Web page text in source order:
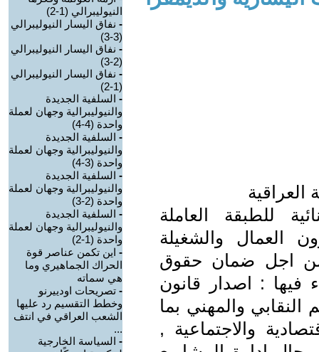
العراقية
للطبقة العاملة
والشغيلة
اجل ضمان حقوق
فيها : اصدار قانون
والمهني بما
والاجتماعية ,
النيوليبرالي (1-2)
- نفاق اليسار النيوليبرالي
(3-3)
- نفاق اليسار النيوليبرالي
(2-3)
- نفاق اليسار النيوليبرالي
(1-2)
- السلفية الجديدة
والنيوليبرالية وجهان لعملة
واحدة (4-4)
- السلفية الجديدة
والنيوليبرالية وجهان لعملة
واحدة (3-4)
- السلفية الجديدة
والنيوليبرالية وجهان لعملة
واحدة (2-3)
- السلفية الجديدة
والنيوليبرالية وجهان لعملة
واحدة (1-2)
- اين تكمن عناصر قوة
الحراك الجماهيري وما
هي سماته
- تصريحات اودييرنو
وخطط التقسيم رد عليها
الشعب العراقي في انتف
...
- السياسة الخارجية